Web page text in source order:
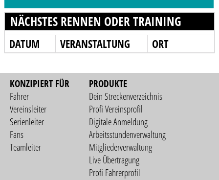
NÄCHSTES RENNEN ODER TRAINING
DATUM VERANSTALTUNG ORT
KONZIPIERT FÜR
Fahrer
Vereinsleiter
Serienleiter
Fans
Teamleiter
PRODUKTE
Dein Streckenverzeichnis
Profi Vereinsprofil
Digitale Anmeldung
Arbeitsstundenverwaltung
Mitgliederverwaltung
Live Übertragung
Profi Fahrerprofil